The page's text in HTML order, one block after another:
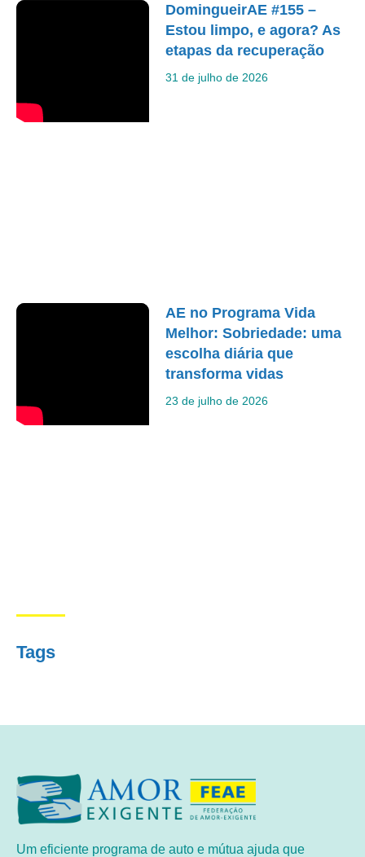
DomingueirAE #155 –
Estou limpo, e agora? As
etapas da recuperação
31 de julho de 2026
AE no Programa Vida
Melhor: Sobriedade: uma
escolha diária que
transforma vidas
23 de julho de 2026
Tags
Um eficiente programa de auto e mútua ajuda que